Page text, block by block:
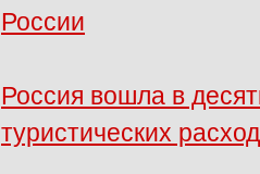
России
Россия вошла в
туристических